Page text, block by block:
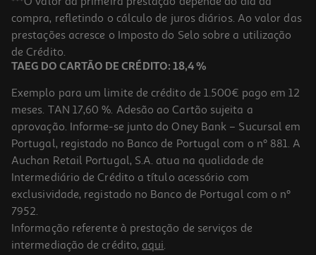
8.76 €/Lt
2,19 €
Piripiri C/oleo Sacana Extra Picante 50 Ml
compra, refletindo o cálculo de juros diários. Ao valor das
prestações acresce o Imposto do Selo sobre a utilização
de Crédito.
TAEG DO CARTÃO DE CRÉDITO: 18,4 %
Exemplo para um limite de crédito de 1.500€ pago em 12
meses. TAN 17,60 %. Adesão ao Cartão sujeita a
aprovação. Informe-se junto do Oney Bank – Sucursal em
Portugal, registado no Banco de Portugal com o nº 881. A
Auchan Retail Portugal, S.A. atua na qualidade de
Intermediário de Crédito a título acessório com
exclusividade, registado no Banco de Portugal com o nº
7952.
Informação referente à prestação de serviços de
intermediação de crédito, aqui.